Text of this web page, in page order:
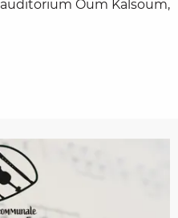
Oum Kalsoum,